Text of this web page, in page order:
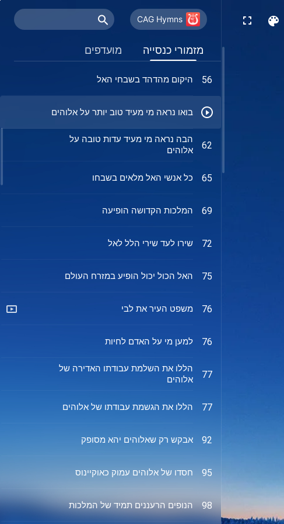
CAG Hymns
מזמורי כנסייה מועדפים
53 השבח לאל הכול יכול לא ייפסק לעולם
55 עבודת האל היא באמת פלאית
56 היקום מהדהד בשבחי האל
בואו נראה מי מעיד טוב יותר על אלוהים
62
הבה נראה מי מעיד עדות טובה על
אלוהים
65 כל אנשי האל מלאים בשבחו
69 המלכות הקדושה הופיעה
72 שירו לעד שירי הלל לאל
75 האל הכול יכול הופיע במזרח העולם
76 משפט העיר את לבי
76 למען מי על האדם לחיות
77
הללו את השלמת עבודתו האדירה של
אלוהים
77 הללו את הגשמת עבודתו של אלוהים
92 אבקש רק שאלוהים יהא מסופק
95 חסדו של אלוהים עמוק כאוקיינוס
98 הנופים הרעננים תמיד של המלכות